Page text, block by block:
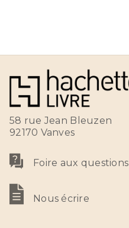
58 rue Jean Bleuzen
92170 Vanves
Foire aux questions
Nous écrire